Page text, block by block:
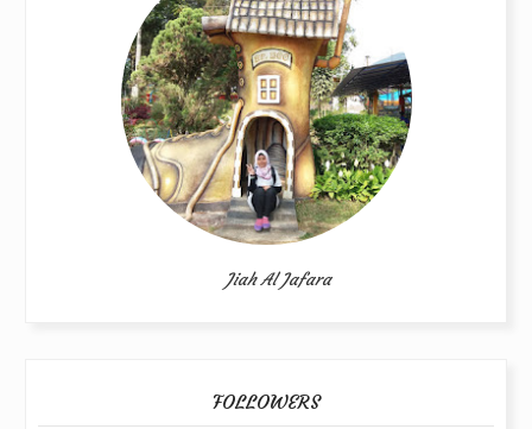
Jiah Al Jafara
FOLLOWERS